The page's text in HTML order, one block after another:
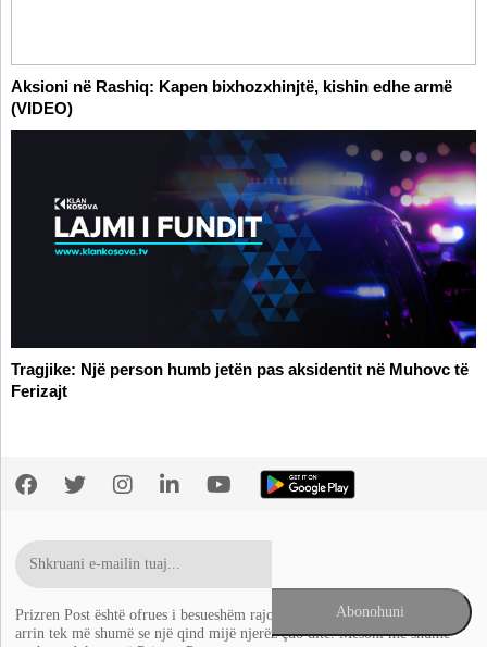
Aksioni në Rashiq: Kapen bixhozxhinjtë, kishin edhe armë
(VIDEO)
Tragjike: Një person humb jetën pas aksidentit në Muhovc të
Ferizajt
Prizren Post është ofrues i besueshëm rajonal i lajmeve në Ballkan që
arrin tek më shumë se një qind mijë njerëz çdo ditë. Mësoni më shumë